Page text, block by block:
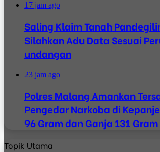
17 jam ago
Saling Klaim Tanah
Silahkan Adu Data Sesuai
undangan
23 jam ago
Polres Malang Amankan
Pengedar Narkoba di
96 Gram dan Ganja 131 Gram
Topik Utama